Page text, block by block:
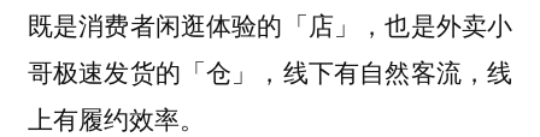
既是消费者闲逛体验的「店」，也是外卖小
哥极速发货的「仓」，线下有自然客流，线
上有履约效率。